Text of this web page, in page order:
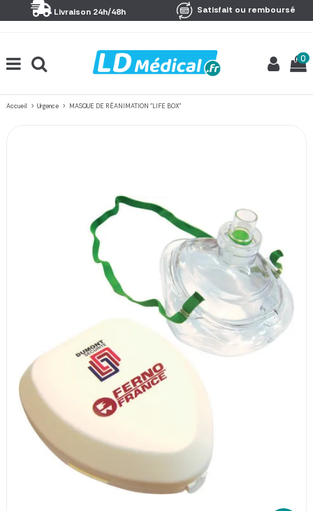
Livraison 24h/48h Satisfait ou remboursé
0
Accueil Urgence MASQUE DE RÉANIMATION "LIFE BOX"
Panneau de gestion des cookies